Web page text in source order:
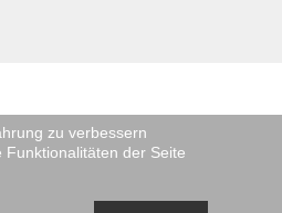
zu verbessern
der Seite